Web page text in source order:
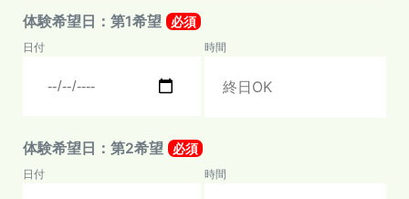
体験希望日：第1希望 必須
日付 時間
体験希望日：第2希望 必須
日付 時間